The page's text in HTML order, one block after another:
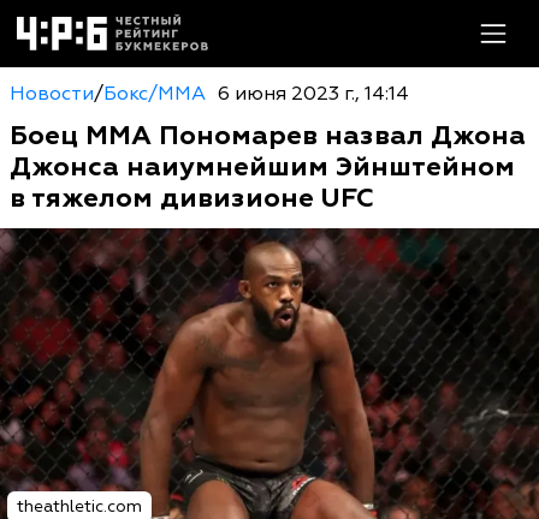
Новости/Бокс/MMA 6 июня 2023 г., 14:14
Боец ММА Пономарев назвал Джона
Джонса наиумнейшим Эйнштейном
в тяжелом дивизионе UFC
theathletic.com